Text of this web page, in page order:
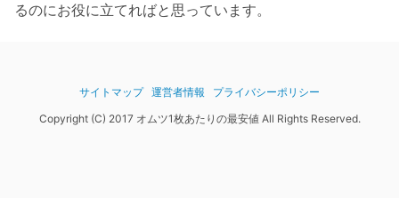
るのにお役に立てればと思っています。
サイトマップ 運営者情報
プライバシーポリシー
Copyright (C) 2017 オムツ1枚あたりの最安値 All Rights Reserved.